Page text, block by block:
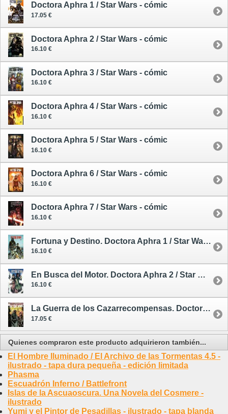
Doctora Aphra 1 / Star Wars - cómic
17.05 €
Doctora Aphra 2 / Star Wars - cómic
16.10 €
Doctora Aphra 3 / Star Wars - cómic
16.10 €
Doctora Aphra 4 / Star Wars - cómic
16.10 €
Doctora Aphra 5 / Star Wars - cómic
16.10 €
Doctora Aphra 6 / Star Wars - cómic
16.10 €
Doctora Aphra 7 / Star Wars - cómic
16.10 €
Fortuna y Destino. Doctora Aphra 1 / Star Wars - cómic
16.10 €
En Busca del Motor. Doctora Aphra 2 / Star Wars - cómic
16.10 €
La Guerra de los Cazarrecompensas. Doctora Aphra 3 / Star Wars - cómic
17.05 €
Quienes compraron este producto adquirieron también...
El Hombre Iluminado / El Archivo de las Tormentas 4.5 -
ilustrado - tapa dura pequeña - edición limitada
Phasma
Escuadrón Inferno / Battlefront
Islas de la Ascuaoscura. Una Novela del Cosmere -
ilustrado
Yumi y el Pintor de Pesadillas - ilustrado - tapa blanda